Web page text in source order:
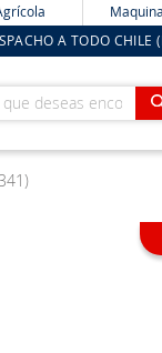
A TODO
que deseas